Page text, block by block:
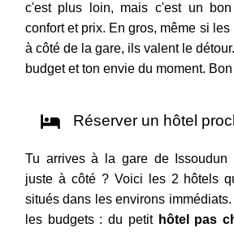
c'est plus loin, mais c'est un bon
confort et prix. En gros, même si
à côté de la gare, ils valent le
budget et ton envie du moment.
Réserver un hôtel
Tu arrives à la gare de Issoudun
juste à côté ? Voici les 2 hôtels
situés dans les environs
les budgets : du petit hôtel pas